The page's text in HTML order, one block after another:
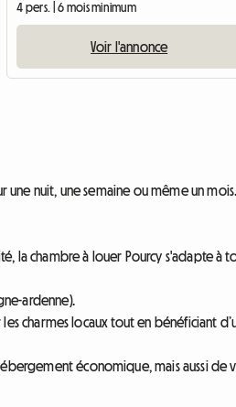
4 pers. | 6 mois minimum
Voir l'annonce
nuit, une semaine ou même un
chambre à louer Pourcy s'adapte à
ardenne).
charmes locaux tout en bénéficiant
économique, mais aussi de